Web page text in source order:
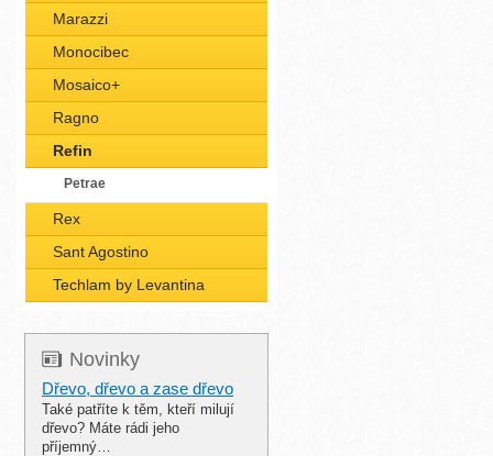
Marazzi
Monocibec
Mosaico+
Ragno
Refin
Petrae
Rex
Sant Agostino
Techlam by Levantina
Novinky
Dřevo, dřevo a zase dřevo
Také patříte k těm, kteří milují
dřevo? Máte rádi jeho
příjemný…